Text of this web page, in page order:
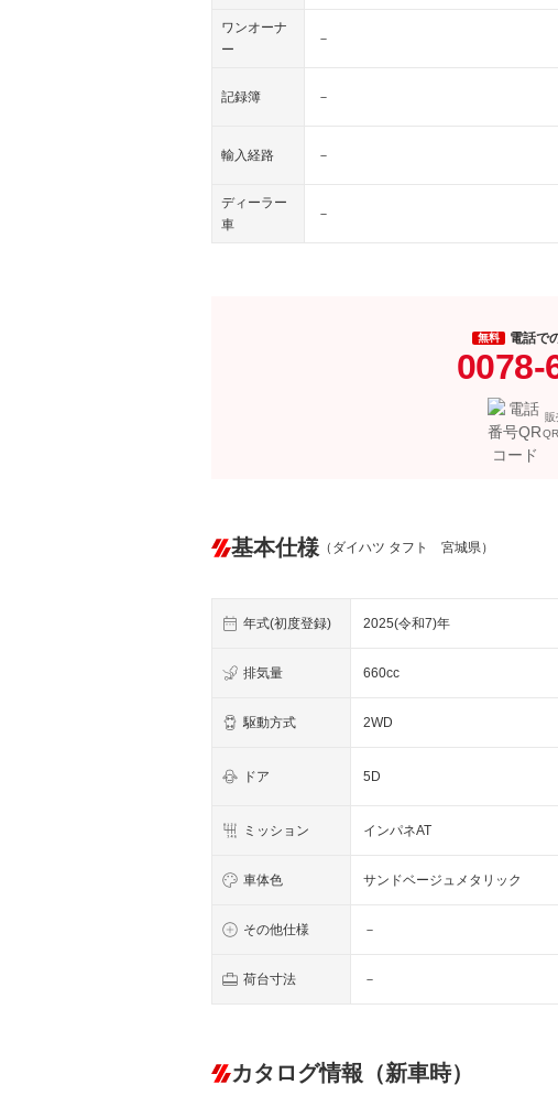
ワンオーナ
ー
－
記録簿 －
輸入経路 －
ディーラー
車
－
無料 電話で
0078-
基本仕様 （ダイハツ タフト 宮城県）
年式(初度登録) 2025(令和7)年
排気量 660cc
駆動方式 2WD
ドア 5D
ミッション インパネAT
車体色 サンドベージュメタリック
その他仕様 －
荷台寸法 －
カタログ情報（新車時）